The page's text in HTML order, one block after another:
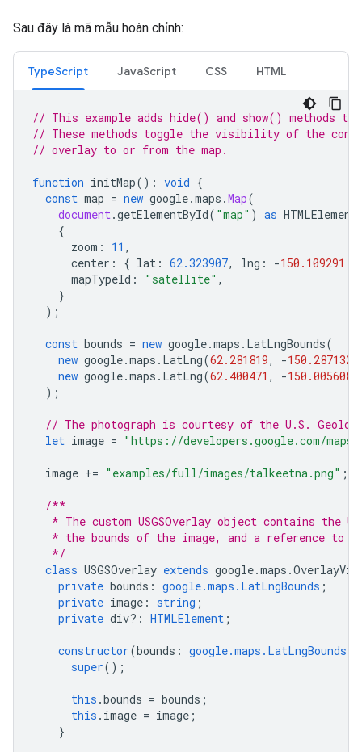
Sau đây là mã mẫu hoàn chỉnh:
TypeScript JavaScript CSS HTML
// This example adds hide() and show() methods
// These methods toggle the visibility of the
// overlay to or from the map.
function initMap() : void {
const map = new google.maps .Map(
document.getElementById( "map" ) as HTMLElement
{
zoom : 11 ,
center : { lat : 62.323907, lng : -150.109291
mapTypeId : "satellite" ,
}
);
const bounds = new google.maps . LatLngBounds(
new google.maps . LatLng(62.281819, -150.287132
new google.maps . LatLng(62.400471 , -150.005608
);
// The photograph is courtesy of the U.S.
let image = "https://developers.google.com/
image += "examples/full/images/talkeetna.png" ;
/**
* The custom USGSOverlay object contains the
* the bounds of the image, and a reference to
   */
class USGSOverlay extends google.maps .
private bounds : google.maps.LatLngBounds ;
private image : string ;
private div? : HTMLElement ;
constructor(bounds : google.maps.LatLngBounds
super();
this .bounds = bounds ;
this . image = image ;
}